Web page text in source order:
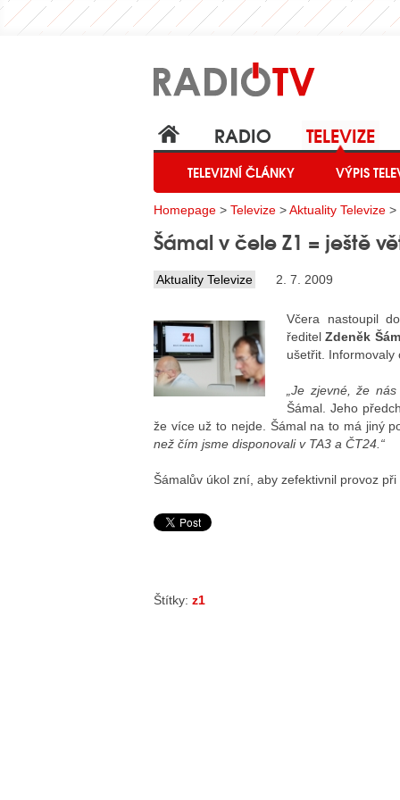
RADIO TELEVIZE
TELEVIZNÍ ČLÁNKY VÝPIS
Homepage > Televize >Aktuality Televize >
Šámal v čele Z1 = ještě
Aktuality Televize 2. 7. 2009
Včera nastoupil
ředitelZdeněk
ušetřit. Informovaly
„Je zjevné, že
Šámal. Jeho
že více už to nejde. Šámal na to má jiný
než čím jsme disponovali v TA3 a ČT24.“
Šámalův úkol zní, aby zefektivnil provoz
Štítky: z1